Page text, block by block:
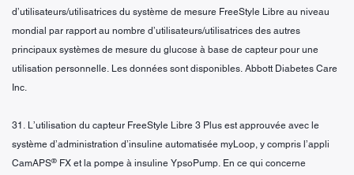
d’utilisateurs/utilisatrices du système de mesure FreeStyle Libre au niveau
mondial par rapport au nombre d’utilisateurs/utilisatrices des autres
principaux systèmes de mesure du glucose à base de capteur pour une
utilisation personnelle. Les données sont disponibles. Abbott Diabetes Care
Inc.
31. L’utilisation du capteur FreeStyle Libre 3 Plus est approuvée avec le
système d’administration d’insuline automatisée myLoop, y compris l’appli
CamAPS® FX et la pompe à insuline YpsoPump. En ce qui concerne